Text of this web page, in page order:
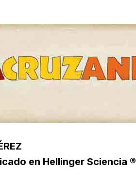
en Hellinger Sciencia ®